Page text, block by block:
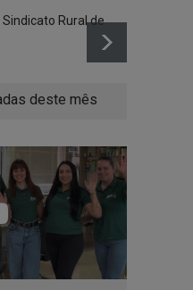
Rural de
deste mês